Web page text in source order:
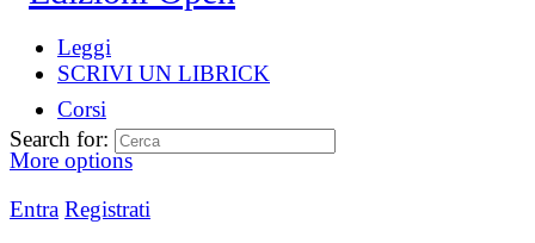
Leggi
SCRIVI UN LIBRICK
Corsi
More options
Entra Registrati
Search for: